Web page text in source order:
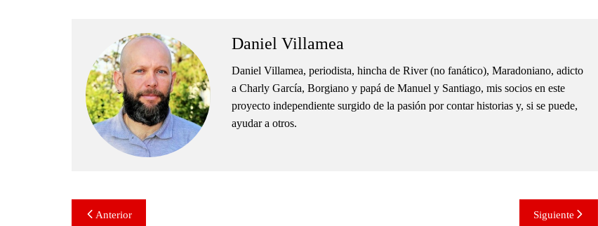
Daniel Villamea
Daniel Villamea, periodista, hincha de River (no fanático), Maradoniano, adicto
a Charly García, Borgiano y papá de Manuel y Santiago, mis socios en este
proyecto independiente surgido de la pasión por contar historias y, si se puede,
ayudar a otros.
Navegación
Anterior Siguiente